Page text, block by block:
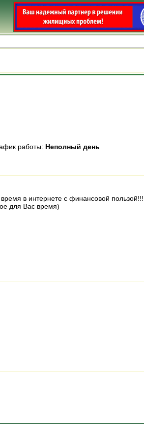
работы: Неполный день
в интернете с финансовой пользой!!!
для Вас время)